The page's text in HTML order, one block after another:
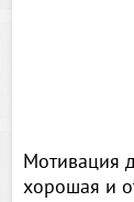
Мотивация
хорошая и